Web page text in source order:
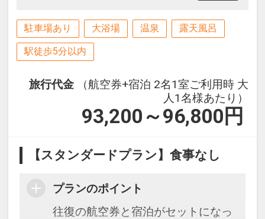
駐車場あり 大浴場 温泉 露天風呂
駅徒歩5分以内
旅行代金
（航空券+宿泊 2名1室ご利用時 大
人1名様あたり）
93,200～96,800 円
【スタンダードプラン】食事なし
プランのポイント
往復の航空券と宿泊がセットになっ